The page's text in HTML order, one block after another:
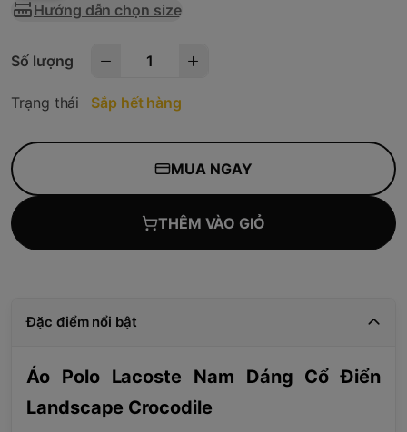
Hướng dẫn chọn size
Số lượng
Trạng thái Sắp hết hàng
MUA NGAY
THÊM VÀO GIỎ
Đặc điểm nổi bật
Áo Polo Lacoste Nam Dáng Cổ Điển
Landscape Crocodile